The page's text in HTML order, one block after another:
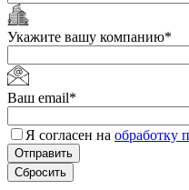
Укажите вашу компанию*
Ваш email*
Я согласен на обработку